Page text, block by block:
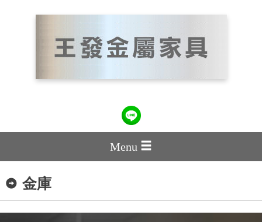
Menu
金庫